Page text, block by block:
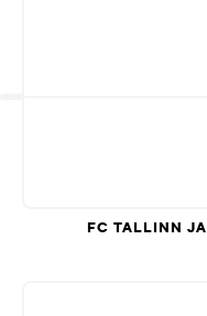
FC TALLINN JA